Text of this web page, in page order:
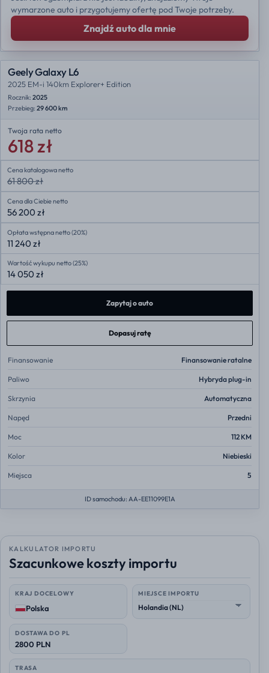
wymarzone auto i przygotujemy ofertę pod Twoje potrzeby.
Znajdź auto dla mnie
Geely Galaxy L6
2025 EM-i 140km Explorer+ Edition
Rocznik: 2025
Przebieg: 29 600 km
Twoja rata netto
618 zł
Cena katalogowa netto
61 800 zł
Cena dla Ciebie netto
56 200 zł
Opłata wstępna netto (20%)
11 240 zł
Wartość wykupu netto (25%)
14 050 zł
Zapytaj o auto
Dopasuj ratę
Finansowanie Finansowanie ratalne
Paliwo Hybryda plug-in
Skrzynia Automatyczna
Napęd Przedni
Moc 112 KM
Kolor Niebieski
Miejsca 5
ID samochodu: AA-EE11099E1A
KALKULATOR IMPORTU
Szacunkowe koszty importu
KRAJ DOCELOWY
Polska
MIEJSCE IMPORTU
DOSTAWA DO PL
2800 PLN
TRASA